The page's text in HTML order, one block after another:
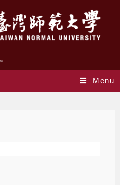
Menu